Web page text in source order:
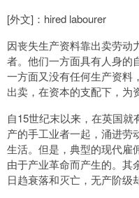
[外文]：hired labourer
因丧失生产资料靠出卖劳动
者。他们一方面具有人身的
一方面又没有任何生产资料
出卖，在资本的支配下，为
自15世纪末以来，在英国
产的手工业者一起，涌进劳
生活。但是，典型的现代雇
由于产业革命而产生的。其
日趋衰落和灭亡，无产阶级